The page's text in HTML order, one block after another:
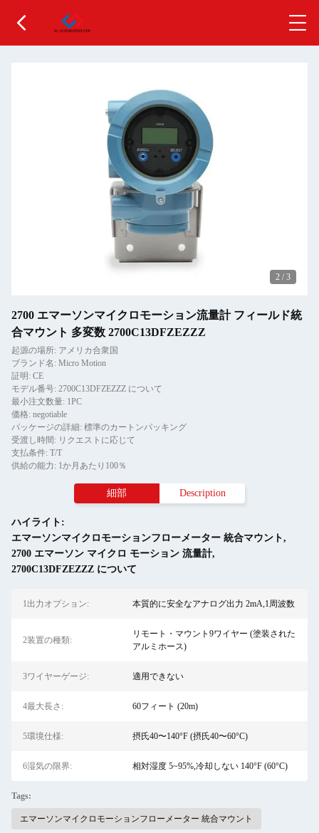
2 / 3
2700 エマーソンマイクロモーション流量計 フィールド統
合マウント 多変数 2700C13DFZEZZZ
起源の場所: アメリカ合衆国
ブランド名: Micro Motion
証明: CE
モデル番号: 2700C13DFZEZZZ について
最小注文数量: 1PC
価格: negotiable
パッケージの詳細: 標準のカートンパッキング
受渡し時間: リクエストに応じて
支払条件: T/T
供給の能力: 1か月あたり100％
細部 Description
ハイライト:
エマーソンマイクロモーションフローメーター 統合マウント,
2700 エマーソン マイクロ モーション 流量計,
2700C13DFZEZZZ について
1出力オプション: 本質的に安全なアナログ出力 2mA,1周波数
2装置の種類:
リモート・マウント9ワイヤー (塗装された
アルミホース)
3ワイヤーゲージ: 適用できない
4最大長さ: 60フィート (20m)
5環境仕様: 摂氏40〜140°F (摂氏40〜60°C)
6湿気の限界: 相対湿度 5~95%,冷却しない 140°F (60°C)
Tags:
エマーソンマイクロモーションフローメーター 統合マウント